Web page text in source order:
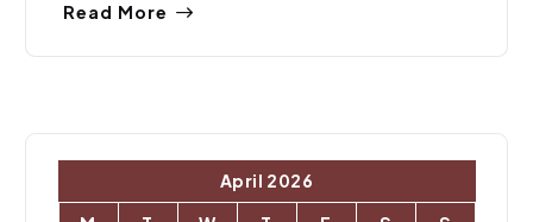
Read More
April 2026